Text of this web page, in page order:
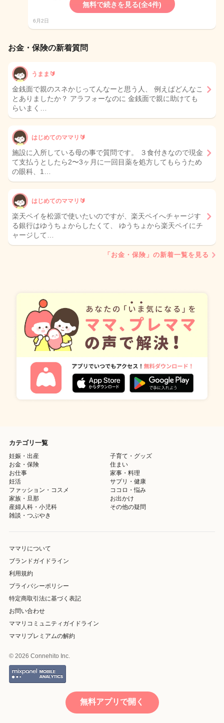
無料で続きを見る(全4件)
6月2日
お金・保険の新着質問
うまま🔰
金銭面で親のスネかじってんなーと思う人、 例えばどんなこ
とありましたか？ アラフォーなのに 金銭面で親に助けても
らいまく…
はじめてのママリ🔰
施設に入所している母の事で質問です。 ３食付きなので現金
て支払うとしたら2〜3ヶ月に一回目薬を処方してもらうため
の眼科、1…
はじめてのママリ🔰
楽天ペイを松源で使いたいのですが、楽天ペイへチャージす
る銀行はゆうちょからしたくて、 ゆうちょから楽天ペイにチ
ャージして…
「お金・保険」の新着一覧を見る
カテゴリ一覧
妊娠・出産
子育て・グッズ
お金・保険
住まい
お仕事
家事・料理
妊活
サプリ・健康
ファッション・コスメ
ココロ・悩み
家族・旦那
お出かけ
産婦人科・小児科
その他の疑問
雑談・つぶやき
ママリについて
ブランドガイドライン
利用規約
プライバシーポリシー
特定商取引法に基づく表記
お問い合わせ
ママリコミュニティガイドライン
ママリプレミアムの解約
© 2026 Connehito Inc.
無料アプリで開く